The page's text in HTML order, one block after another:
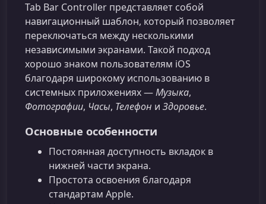
Tab Bar Controller представляет собой
навигационный шаблон, который позволяет
переключаться между несколькими
независимыми экранами. Такой подход
хорошо знаком пользователям iOS
благодаря широкому использованию в
системных приложениях —Музыка,
Фотографии, Часы, Телефон и Здоровье.
Основные особенности
Постоянная доступность вкладок в
нижней части экрана.
Простота освоения благодаря
стандартам Apple.